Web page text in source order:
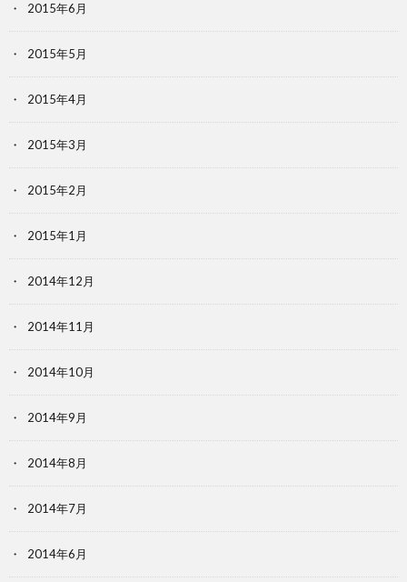
2015年6月
2015年5月
2015年4月
2015年3月
2015年2月
2015年1月
2014年12月
2014年11月
2014年10月
2014年9月
2014年8月
2014年7月
2014年6月